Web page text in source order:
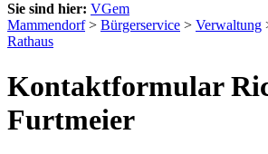
Sie sind hier: VGem
Mammendorf> Bürgerservice > Verwaltung
Rathaus
Kontaktformular
Furtmeier